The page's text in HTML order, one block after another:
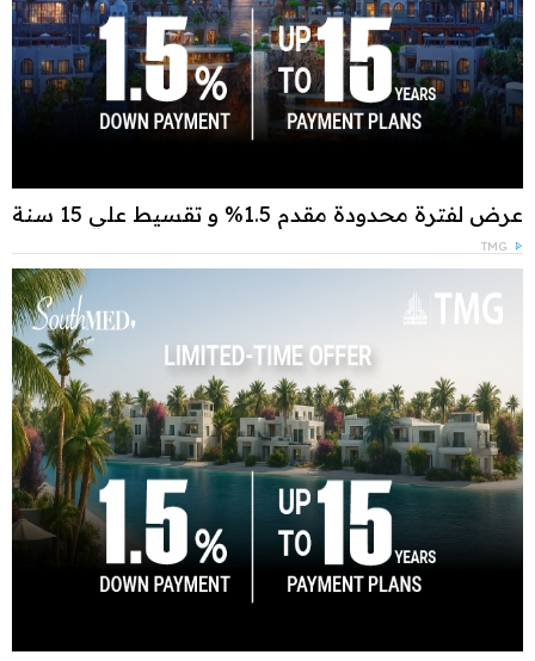
عرض لفترة محدودة مقدم 1.5% و تقسيط علي 15 سنة
TMG